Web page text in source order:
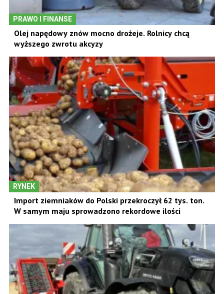
PRAWO I FINANSE
Olej napędowy znów mocno drożeje. Rolnicy chcą
wyższego zwrotu akcyzy
RYNEK
Import ziemniaków do Polski przekroczył 62 tys. ton.
W samym maju sprowadzono rekordowe ilości